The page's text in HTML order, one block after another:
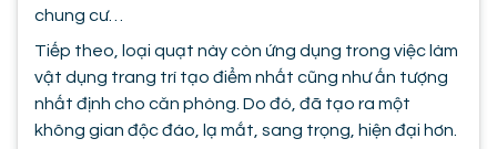
chung cư…
Tiếp theo, loại quạt này còn ứng dụng trong việc làm
vật dụng trang trí tạo điểm nhất cũng như ấn tượng
nhất định cho căn phòng. Do đó, đã tạo ra một
không gian độc đáo, lạ mắt, sang trọng, hiện đại hơn.